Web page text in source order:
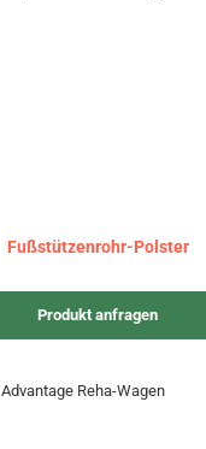
Fußstützenrohr-Polster
Produkt anfragen